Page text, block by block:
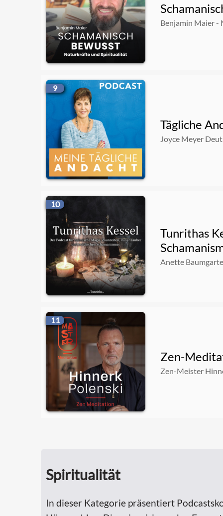
Benjamin Maier -
9
Tägliche
Joyce Meyer
10
Tunrithas
Anette
11
Zen-
Zen-Meister
Spiritualität
In dieser Kategorie präsentiert